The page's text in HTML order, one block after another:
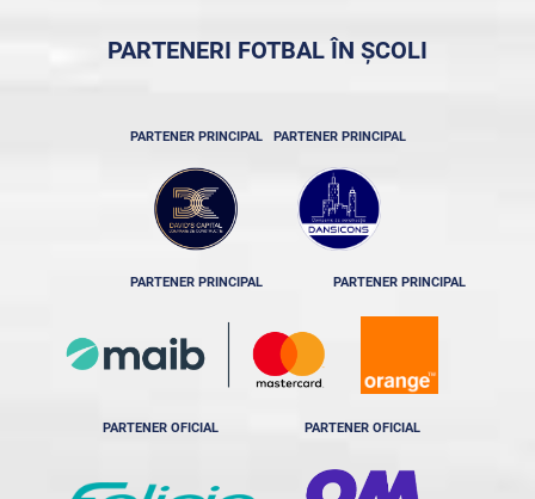
PARTENERI FOTBAL ÎN ȘCOLI
PARTENER PRINCIPAL PARTENER PRINCIPAL
PARTENER PRINCIPAL PARTENER PRINCIPAL
PARTENER OFICIAL PARTENER OFICIAL